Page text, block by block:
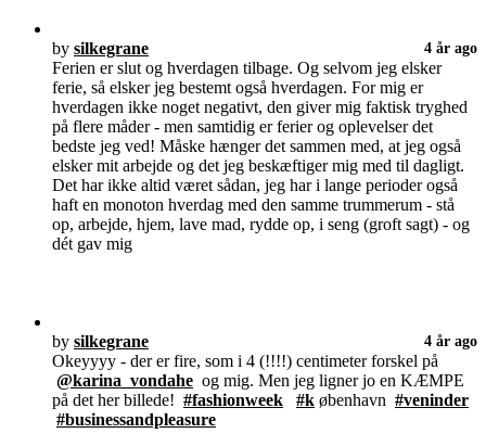
by silkegrane 4 år ago
Ferien er slut og hverdagen tilbage. Og selvom jeg elsker
ferie, så elsker jeg bestemt også hverdagen. For mig er
hverdagen ikke noget negativt, den giver mig faktisk tryghed
på flere måder - men samtidig er ferier og oplevelser det
bedste jeg ved! Måske hænger det sammen med, at jeg også
elsker mit arbejde og det jeg beskæftiger mig med til dagligt.
Det har ikke altid været sådan, jeg har i lange perioder også
haft en monoton hverdag med den samme trummerum - stå
op, arbejde, hjem, lave mad, rydde op, i seng (groft sagt) - og
dét gav mig
by silkegrane 4 år ago
Okeyyyy - der er fire, som i 4 (!!!!) centimeter forskel på
@karina_vondahe og mig. Men jeg ligner jo en KÆMPE
på det her billede! #fashionweek #k øbenhavn #veninder
#businessandpleasure